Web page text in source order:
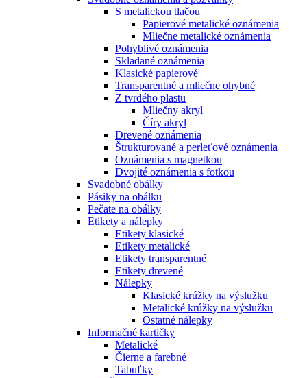
S metalickou tlačou
Papierové metalické oznámenia
Mliečne metalické oznámenia
Pohyblivé oznámenia
Skladané oznámenia
Klasické papierové
Transparentné a mliečne ohybné
Z tvrdého plastu
Mliečny akryl
Číry akryl
Drevené oznámenia
Štrukturované a perleťové oznámenia
Oznámenia s magnetkou
Dvojité oznámenia s fotkou
Svadobné obálky
Pásiky na obálku
Pečate na obálky
Etikety a nálepky
Etikety klasické
Etikety metalické
Etikety transparentné
Etikety drevené
Nálepky
Klasické krúžky na výslužku
Metalické krúžky na výslužku
Ostatné nálepky
Informačné kartičky
Metalické
Čierne a farebné
Tabuľky